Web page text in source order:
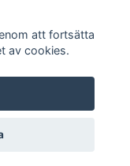
att fortsätta
av cookies.